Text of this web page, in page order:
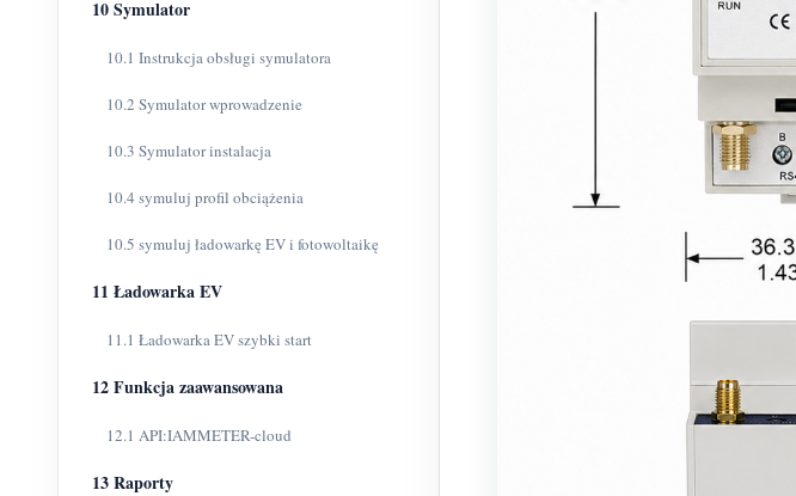
10 Symulator
10.1 Instrukcja obsługi symulatora
10.2 Symulator wprowadzenie
10.3 Symulator instalacja
10.4 symuluj profil obciążenia
10.5 symuluj ładowarkę EV i fotowoltaikę
11 Ładowarka EV
11.1 Ładowarka EV szybki start
12 Funkcja zaawansowana
12.1 API:IAMMETER-cloud
13 Raporty